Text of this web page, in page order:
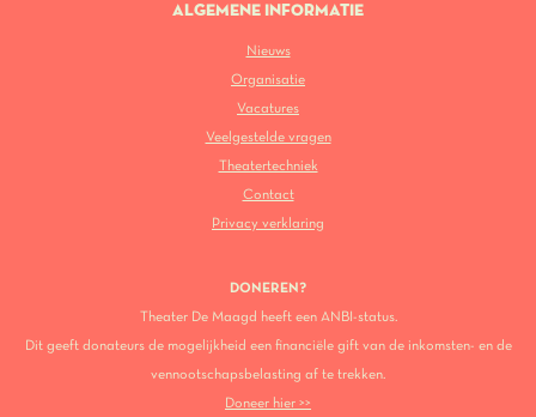
ALGEMENE INFORMATIE
Nieuws
Organisatie
Vacatures
Veelgestelde vragen
Theatertechniek
Contact
Privacy verklaring
DONEREN?
Theater De Maagd heeft een ANBI-status.
Dit geeft donateurs de mogelijkheid een financiële gift van de inkomsten- en de
vennootschapsbelasting af te trekken.
Doneer hier >>